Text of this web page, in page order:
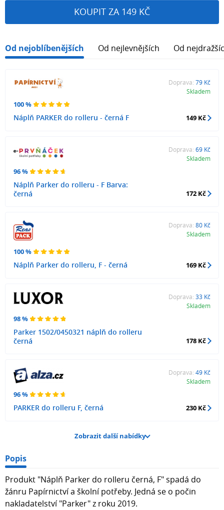
KOUPIT ZA 149 KČ
Od nejoblíbenějších Od nejlevnějších Od
100 %
Náplň PARKER do rolleru - černá F
Doprava: 79 Kč
Skladem
149 Kč
96 %
Náplň Parker do rolleru - F Barva:
černá
Doprava: 69 Kč
Skladem
172 Kč
100 %
Náplň Parker do rolleru, F - černá
Doprava: 80 Kč
Skladem
169 Kč
98 %
Parker 1502/0450321 náplň do rolleru
černá
Doprava: 33 Kč
Skladem
178 Kč
96 %
PARKER do rolleru F, černá
Doprava: 49 Kč
Skladem
230 Kč
Zobrazit další nabídky
Popis
Produkt "Náplň Parker do rolleru černá, F" spadá do
žánru Papírnictví a školní potřeby. Jedná se o počin
nakladatelství "Parker" z roku 2019.